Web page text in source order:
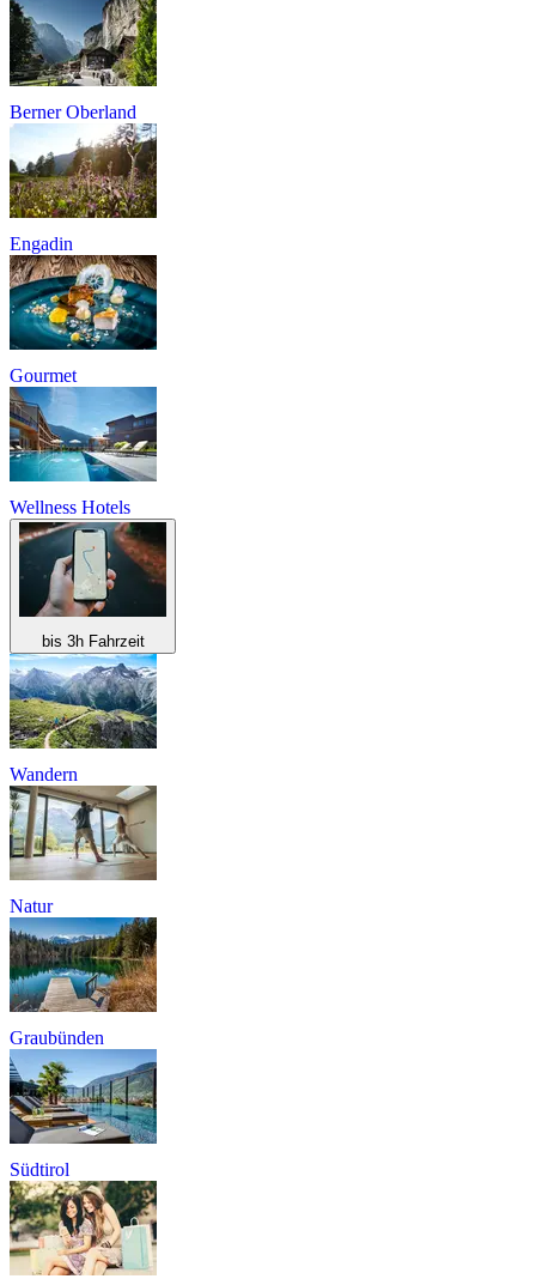
Berner Oberland
Engadin
Gourmet
Wellness Hotels
bis 3h Fahrzeit
Wandern
Natur
Graubünden
Südtirol